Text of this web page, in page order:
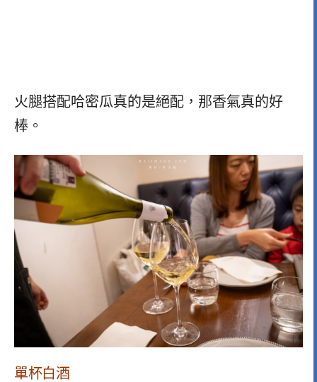
火腿搭配哈密瓜真的是絕配，那香氣真的好
棒。
單杯白酒